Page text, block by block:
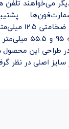
می‌خواهند تلفن
ضخامتی
آن به ترتیب به
طراحی این محصول
اصلی در نظر